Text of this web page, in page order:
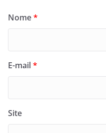
Nome*
E-mail*
Site